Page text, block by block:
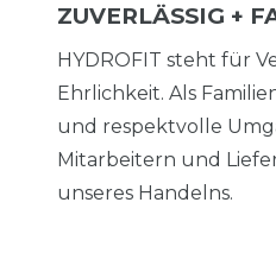
ZUVERLÄSSIG +
HYDROFIT steht für
Ehrlichkeit. Als
und respektvolle
Mitarbeitern und
unseres Handelns.